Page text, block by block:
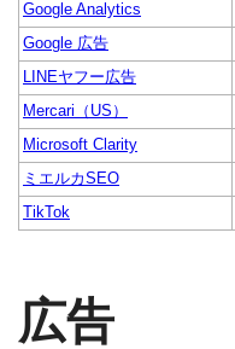
Google Analytics
Google 広告
LINEヤフー広告
Mercari（US）
Microsoft Clarity
ミエルカSEO
TikTok
広告